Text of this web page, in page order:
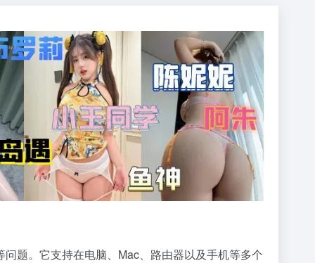
题。它支持在电脑、Mac、路由器以及手机等多个